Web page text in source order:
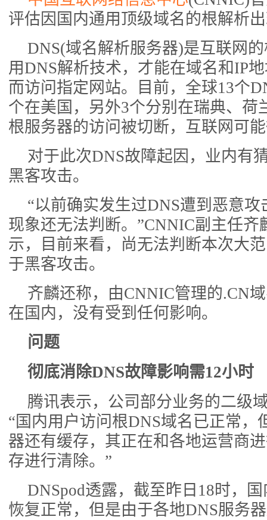
评估因国内通用顶级域名的根解析
DNS(域名解析服务器)是互联网
用DNS解析技术，才能在域名和IP
而访问指定网站。目前，全球13个
个在美国，另外3个分别在瑞典、荷
根服务器的访问被切断，互联网可
对于此次DNS故障起因，业内有
黑客攻击。
“以前确实发生过DNS遭到恶意
现象还无法判断。”CNNIC副主任齐
示，目前来看，尚无法判断本次大
于黑客攻击。
齐麟还称，由CNNIC管理的.CN
在国内，没有受到任何影响。
问题
彻底消除DNS故障影响需12小时
腾讯表示，公司部分业务的二级
“国内用户访问根DNS域名已正常，
器还有缓存，其正在和各地运营商
存进行清除。”
DNSpod透露，截至昨日18时，
恢复正常，但是由于各地DNS服务